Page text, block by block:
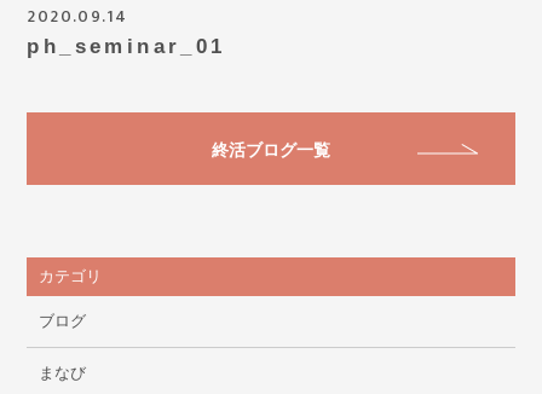
2020.09.14
ph_seminar_01
終活ブログ一覧
カテゴリ
ブログ
まなび